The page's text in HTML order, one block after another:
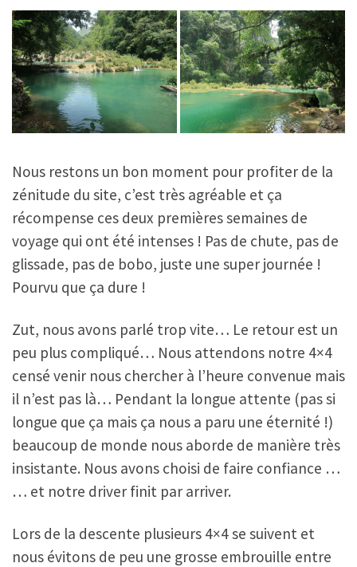
Nous restons un bon moment pour profiter de la
zénitude du site, c’est très agréable et ça
récompense ces deux premières semaines de
voyage qui ont été intenses ! Pas de chute, pas de
glissade, pas de bobo, juste une super journée !
Pourvu que ça dure !
Zut, nous avons parlé trop vite… Le retour est un
peu plus compliqué… Nous attendons notre 4×4
censé venir nous chercher à l’heure convenue mais
il n’est pas là… Pendant la longue attente (pas si
longue que ça mais ça nous a paru une éternité !)
beaucoup de monde nous aborde de manière très
insistante. Nous avons choisi de faire confiance …
… et notre driver finit par arriver.
Lors de la descente plusieurs 4×4 se suivent et
nous évitons de peu une grosse embrouille entre